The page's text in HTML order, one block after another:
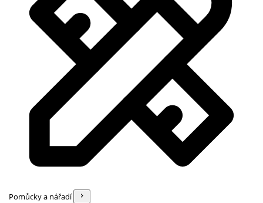
Pomůcky a nářadí